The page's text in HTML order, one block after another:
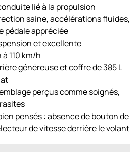
lié à la propulsion
saine, accélérations fluides,
pédale appréciée
et excellente
110 km/h
généreuse et coffre de 385 L
perçus comme soignés,
pensés : absence de bouton de
de vitesse derrière le volant